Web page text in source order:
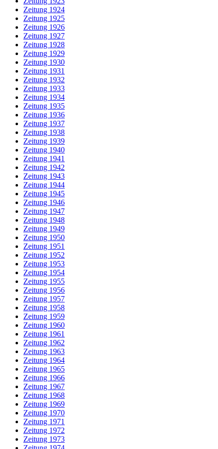
Zeitung 1924
Zeitung 1925
Zeitung 1926
Zeitung 1927
Zeitung 1928
Zeitung 1929
Zeitung 1930
Zeitung 1931
Zeitung 1932
Zeitung 1933
Zeitung 1934
Zeitung 1935
Zeitung 1936
Zeitung 1937
Zeitung 1938
Zeitung 1939
Zeitung 1940
Zeitung 1941
Zeitung 1942
Zeitung 1943
Zeitung 1944
Zeitung 1945
Zeitung 1946
Zeitung 1947
Zeitung 1948
Zeitung 1949
Zeitung 1950
Zeitung 1951
Zeitung 1952
Zeitung 1953
Zeitung 1954
Zeitung 1955
Zeitung 1956
Zeitung 1957
Zeitung 1958
Zeitung 1959
Zeitung 1960
Zeitung 1961
Zeitung 1962
Zeitung 1963
Zeitung 1964
Zeitung 1965
Zeitung 1966
Zeitung 1967
Zeitung 1968
Zeitung 1969
Zeitung 1970
Zeitung 1971
Zeitung 1972
Zeitung 1973